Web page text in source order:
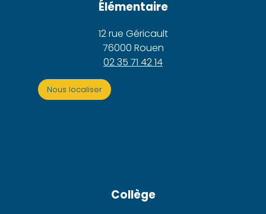
Élémentaire
12 rue Géricault
76000 Rouen
02 35 71 42 14
Nous localiser
Collège